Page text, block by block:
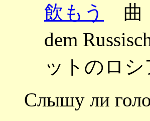
飲もう
曲
dem
ットのロ
Слышу ли